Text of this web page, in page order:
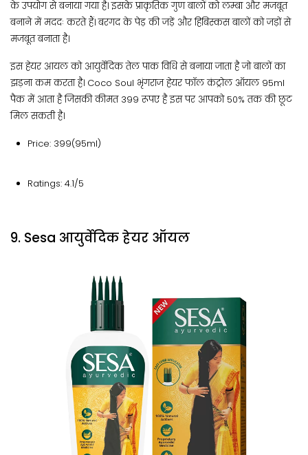
के उपयोग से बनाया गया है। इसके प्राकृतिक गुण बालों को लम्बा और मजबूत
बनाने में मददः करते हैं। बरगद के पेड़ की जड़ें और हिबिस्कस बालों को जड़ों से
मजबूत बनाता है।
इस हेयर आयल को आयुर्वेदिक तेल पाक विधि से बनाया जाता है जो बालों का
झड़ना कम करता है। Coco Soul भृंगराज हेयर फॉल कंट्रोल ऑयल 95ml
पैक में आता है जिसकी कीमत 399 रूपए है इस पर आपको 50% तक की छूट
मिल सकती है।
Price: 399(95ml)
Ratings: 4.1/5
9. Sesa आयुर्वेदिक हेयर ऑयल